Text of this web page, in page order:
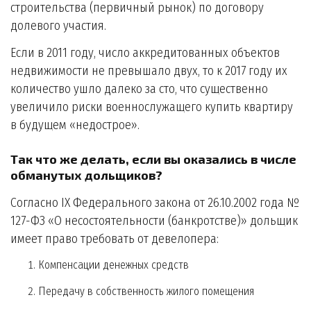
строительства (первичный рынок) по договору
долевого участия.
Если в 2011 году, число аккредитованных объектов
недвижимости не превышало двух, то к 2017 году их
количество ушло далеко за сто, что существенно
увеличило риски военнослужащего купить квартиру
в будущем «недострое».
Так что же делать, если вы оказались в числе
обманутых дольщиков?
Согласно IX Федерального закона от 26.10.2002 года №
127-ФЗ «О несостоятельности (банкротстве)» дольщик
имеет право требовать от девелопера:
Компенсации денежных средств
Передачу в собственность жилого помещения